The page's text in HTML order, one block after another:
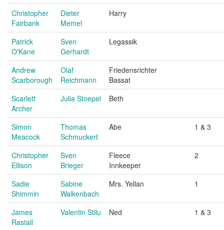
Christopher
Fairbank
Dieter
Memel
Harry
Patrick
O'Kane
Sven
Gerhardt
Legassik
Andrew
Scarborough
Olaf
Reichmann
Friedensrichter
Bassat
Scarlett
Archer
Julia Stoepel Beth
Simon
Meacock
Thomas
Schmuckert
Abe 1 & 3
Christopher
Ellison
Sven
Brieger
Fleece
Innkeeper
2
Sadie
Shimmin
Sabine
Walkenbach
Mrs. Yellan 1
James
Rastall
Valentin Stilu Ned 1 & 3